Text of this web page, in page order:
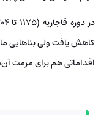
کاهش یافت ولی بناهایی
اقداماتی هم برای مرمت